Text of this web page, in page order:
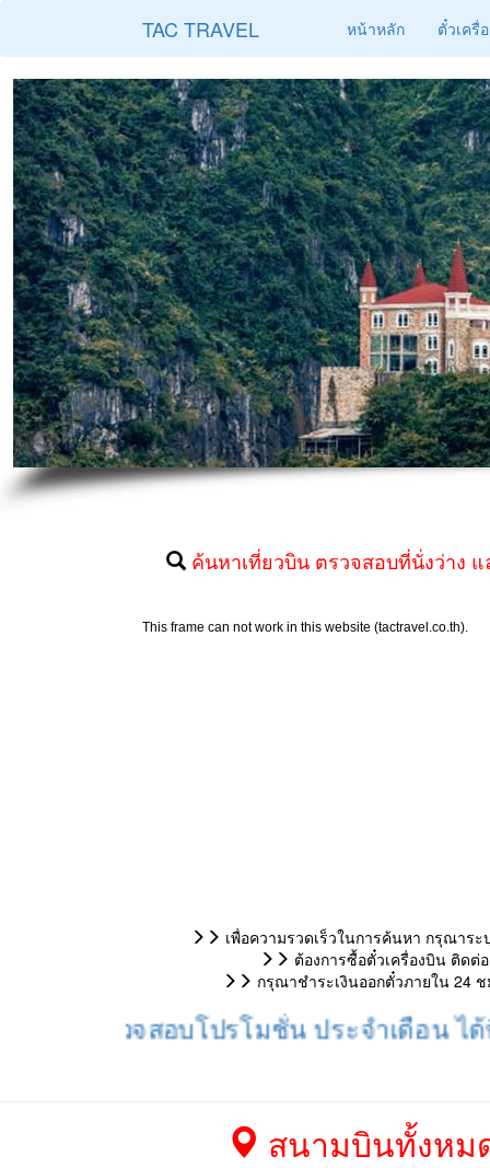
TAC TRAVEL หน้าหลัก ตั๋วเครื่
ค้นหาเที่ยวบิน ตรวจสอบที่นั่งว่าง
เพื่อความรวดเร็วในการค้นหา กรุณาร
ต้องการซื้อตั๋วเครื่องบิน ติดต่
กรุณาชำระเงินออกตั๋วภายใน 24
ตรวจสอบโปรโมชั่น ประจำเดือน ได้ที่นี้ !!
สนามบินทั้งหม